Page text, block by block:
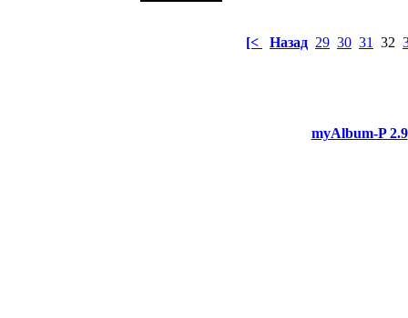
[< Назад 29 30 31 32
myAlbum-P 2.9